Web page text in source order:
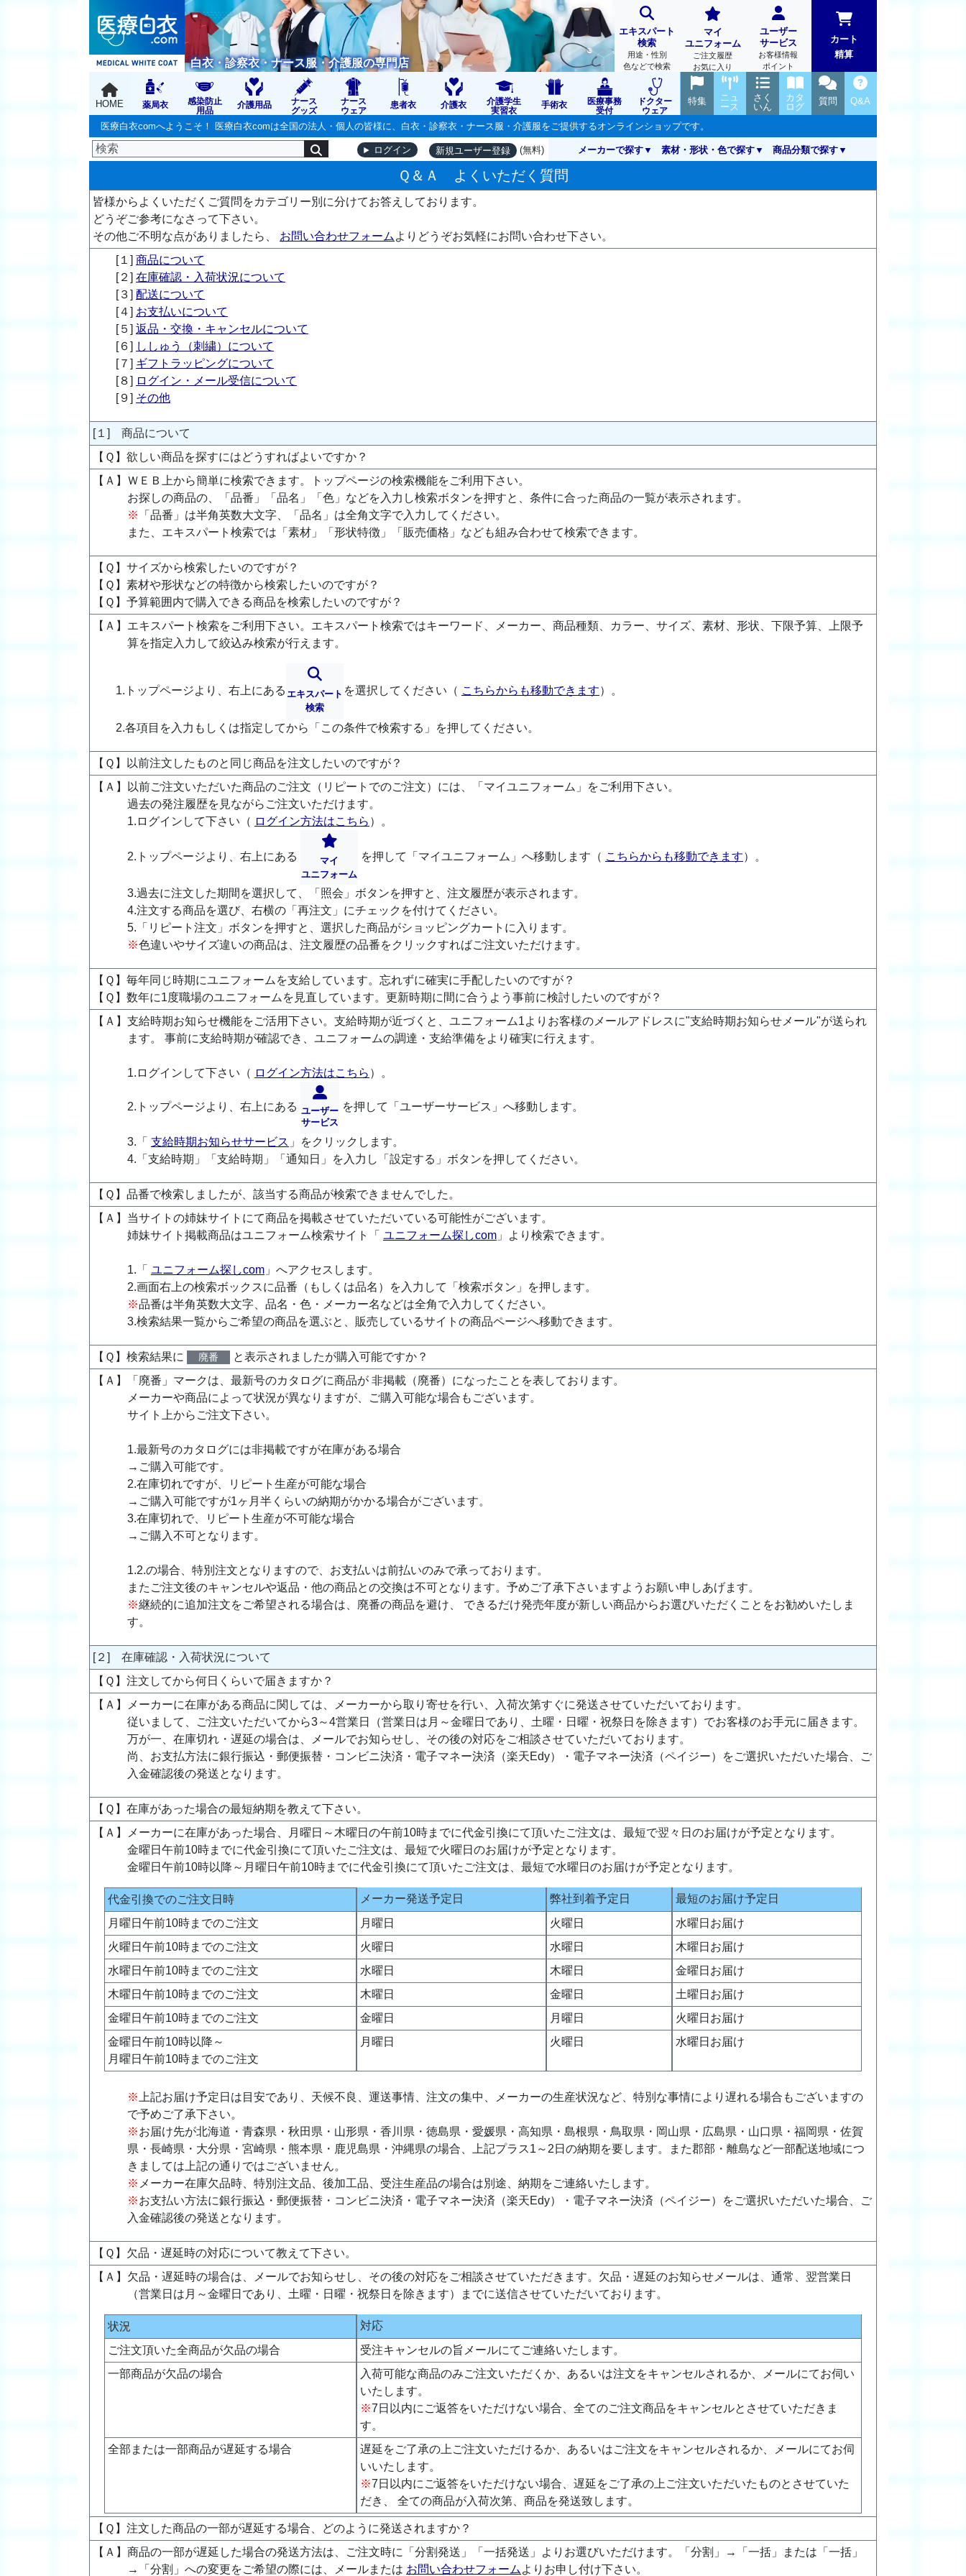
白衣・診察衣・ナース服・介護服の専門店
エキスパート
検索
用途・性別
色などで検索
マイ
ユニフォーム
ご注文履歴
お気に入り
ユーザー
サービス
お客様情報
ポイント
カート
精算
HOME 薬局衣
感染防止
用品
介護用品
ナース
グッズ
ナース
ウェア
患者衣 介護衣
介護学生
実習衣
手術衣
医療事務
受付
ドクター
ウェア
Q&A
質問
カタ
ログ
さく
いん
ニュ
ース
特集
医療白衣comへようこそ！ 医療白衣comは全国の法人・個人の皆様に、白衣・診察衣・ナース服・介護服をご提供するオンラインショップです。
ログイン 新規ユーザー登録 (無料) メーカーで探す 素材・形状・色で探す 商品分類で探す
Ｑ＆Ａ よくいただく質問
皆様からよくいただくご質問をカテゴリー別に分けてお答えしております。
どうぞご参考になさって下さい。
その他ご不明な点がありましたら、 お問い合わせフォーム よりどうぞお気軽にお問い合わせ下さい。
[１] 商品について
[２] 在庫確認・入荷状況について
[３] 配送について
[４] お支払いについて
[５] 返品・交換・キャンセルについて
[６] ししゅう（刺繍）について
[７] ギフトラッピングについて
[８] ログイン・メール受信について
[９] その他
[１] 商品について
【Ｑ】欲しい商品を探すにはどうすればよいですか？
【Ａ】ＷＥＢ上から簡単に検索できます。トップページの検索機能をご利用下さい。
お探しの商品の、「品番」「品名」「色」などを入力し検索ボタンを押すと、条件に合った商品の一覧が表示されます。
※
「品番」は半角英数大文字、「品名」は全角文字で入力してください。
また、エキスパート検索では「素材」「形状特徴」「販売価格」なども組み合わせて検索できます。
【Ｑ】サイズから検索したいのですが？
【Ｑ】素材や形状などの特徴から検索したいのですが？
【Ｑ】予算範囲内で購入できる商品を検索したいのですが？
【Ａ】エキスパート検索をご利用下さい。エキスパート検索ではキーワード、メーカー、商品種類、カラー、サイズ、素材、形状、下限予算、上限予
算を指定入力して絞込み検索が行えます。
1.トップページより、右上にある エキスパート
検索
を選択してください（ こちらからも移動できます）。
2.各項目を入力もしくは指定してから「この条件で検索する」を押してください。
【Ｑ】以前注文したものと同じ商品を注文したいのですが？
【Ａ】以前ご注文いただいた商品のご注文（リピートでのご注文）には、「マイユニフォーム」をご利用下さい。
過去の発注履歴を見ながらご注文いただけます。
1.ログインして下さい（ ログイン方法はこちら ）。
2.トップページより、右上にある
マイ
ユニフォーム
を押して「マイユニフォーム」へ移動します（ こちらからも移動できます）。
3.過去に注文した期間を選択して、「照会」ボタンを押すと、注文履歴が表示されます。
4.注文する商品を選び、右横の「再注文」にチェックを付けてください。
5.「リピート注文」ボタンを押すと、選択した商品がショッピングカートに入ります。
※色違いやサイズ違いの商品は、注文履歴の品番をクリックすればご注文いただけます。
【Ｑ】毎年同じ時期にユニフォームを支給しています。忘れずに確実に手配したいのですが？
【Ｑ】数年に1度職場のユニフォームを見直しています。更新時期に間に合うよう事前に検討したいのですが？
【Ａ】支給時期お知らせ機能をご活用下さい。支給時期が近づくと、ユニフォーム1よりお客様のメールアドレスに"支給時期お知らせメール"が送られ
ます。 事前に支給時期が確認でき、ユニフォームの調達・支給準備をより確実に行えます。
1.ログインして下さい（ ログイン方法はこちら ）。
2.トップページより、右上にある ユーザー
サービス
を押して「ユーザーサービス」へ移動します。
3.「 支給時期お知らせサービス 」をクリックします。
4.「支給時期」「支給時期」「通知日」を入力し「設定する」ボタンを押してください。
【Ｑ】品番で検索しましたが、該当する商品が検索できませんでした。
【Ａ】当サイトの姉妹サイトにて商品を掲載させていただいている可能性がございます。
姉妹サイト掲載商品はユニフォーム検索サイト「 ユニフォーム探しcom 」より検索できます。
1.「 ユニフォーム探しcom 」へアクセスします。
2.画面右上の検索ボックスに品番（もしくは品名）を入力して「検索ボタン」を押します。
※品番は半角英数大文字、品名・色・メーカー名などは全角で入力してください。
3.検索結果一覧からご希望の商品を選ぶと、販売しているサイトの商品ページへ移動できます。
【Ｑ】検索結果に 廃番
と表示されましたが購入可能ですか？
【Ａ】「廃番」マークは、最新号のカタログに商品が 非掲載（廃番）になったことを表しております。
メーカーや商品によって状況が異なりますが、ご購入可能な場合もございます。
サイト上からご注文下さい。
1.最新号のカタログには非掲載ですが在庫がある場合
→ご購入可能です。
2.在庫切れですが、リピート生産が可能な場合
→ご購入可能ですが1ヶ月半くらいの納期がかかる場合がございます。
3.在庫切れで、リピート生産が不可能な場合
→ご購入不可となります。
1.2.の場合、特別注文となりますので、お支払いは前払いのみで承っております。
またご注文後のキャンセルや返品・他の商品との交換は不可となります。予めご了承下さいますようお願い申しあげます。
※継続的に追加注文をご希望される場合は、廃番の商品を避け、 できるだけ発売年度が新しい商品からお選びいただくことをお勧めいたしま
す。
[２] 在庫確認・入荷状況について
【Ｑ】注文してから何日くらいで届きますか？
【Ａ】メーカーに在庫がある商品に関しては、メーカーから取り寄せを行い、入荷次第すぐに発送させていただいております。
従いまして、ご注文いただいてから3～4営業日（営業日は月～金曜日であり、土曜・日曜・祝祭日を除きます）でお客様のお手元に届きます。
万が一、在庫切れ・遅延の場合は、メールでお知らせし、その後の対応をご相談させていただいております。
尚、お支払方法に銀行振込・郵便振替・コンビニ決済・電子マネー決済（楽天Edy）・電子マネー決済（ペイジー）をご選択いただいた場合、ご
入金確認後の発送となります。
【Ｑ】在庫があった場合の最短納期を教えて下さい。
【Ａ】メーカーに在庫があった場合、月曜日～木曜日の午前10時までに代金引換にて頂いたご注文は、最短で翌々日のお届けが予定となります。
金曜日午前10時までに代金引換にて頂いたご注文は、最短で火曜日のお届けが予定となります。
金曜日午前10時以降～月曜日午前10時までに代金引換にて頂いたご注文は、最短で水曜日のお届けが予定となります。
代金引換でのご注文日時 メーカー発送予定日 弊社到着予定日
最短のお届け予定日
月曜日午前10時までのご注文
月曜日 火曜日
水曜日お届け
火曜日午前10時までのご注文
火曜日 水曜日
木曜日お届け
水曜日午前10時までのご注文
水曜日 木曜日
金曜日お届け
木曜日午前10時までのご注文
木曜日 金曜日
土曜日お届け
金曜日午前10時までのご注文
金曜日 月曜日
火曜日お届け
金曜日午前10時以降～
月曜日午前10時までのご注文
月曜日 火曜日 水曜日お届け
※ 上記お届け予定日は目安であり、天候不良、運送事情、注文の集中、メーカーの生産状況など、特別な事情により遅れる場合もございますの
で予めご了承下さい。
※お届け先が北海道・青森県・秋田県・山形県・香川県・徳島県・愛媛県・高知県・島根県・鳥取県・岡山県・広島県・山口県・福岡県・佐賀
県・長崎県・大分県・宮崎県・熊本県・鹿児島県・沖縄県の場合、上記プラス1～2日の納期を要します。また郡部・離島など一部配送地域につ
きましては上記の通りではございません。
※ メーカー在庫欠品時、特別注文品、後加工品、受注生産品の場合は別途、納期をご連絡いたします。
※お支払い方法に銀行振込・郵便振替・コンビニ決済・電子マネー決済（楽天Edy）・電子マネー決済（ペイジー）をご選択いただいた場合、ご
入金確認後の発送となります。
【Ｑ】欠品・遅延時の対応について教えて下さい。
【Ａ】欠品・遅延時の場合は、メールでお知らせし、その後の対応をご相談させていただきます。欠品・遅延のお知らせメールは、通常、翌営業日
（営業日は月～金曜日であり、土曜・日曜・祝祭日を除きます）までに送信させていただいております。
状況
対応
ご注文頂いた全商品が欠品の場合
受注キャンセルの旨メールにてご連絡いたします。
一部商品が欠品の場合
入荷可能な商品のみご注文いただくか、あるいは注文をキャンセルされるか、メールにてお伺い
いたします。
※7日以内にご返答をいただけない場合、全てのご注文商品をキャンセルとさせていただきま
す。
全部または一部商品が遅延する場合
遅延をご了承の上ご注文いただけるか、あるいはご注文をキャンセルされるか、メールにてお伺
いいたします。
※7日以内にご返答をいただけない場合、遅延をご了承の上ご注文いただいたものとさせていた
だき、 全ての商品が入荷次第、商品を発送致します。
【Ｑ】注文した商品の一部が遅延する場合、どのように発送されますか？
【Ａ】商品の一部が遅延した場合の発送方法は、ご注文時に「分割発送」「一括発送」よりお選びいただけます。「分割」→「一括」または「一括」
→「分割」への変更をご希望の際には、メールまたは お問い合わせフォーム よりお申し付け下さい。